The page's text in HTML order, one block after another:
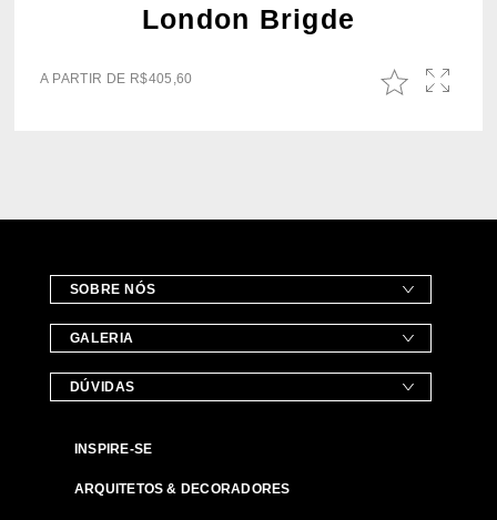
London Brigde
A PARTIR DE R$405,60
SOBRE NÓS
GALERIA
DÚVIDAS
INSPIRE-SE
ARQUITETOS & DECORADORES